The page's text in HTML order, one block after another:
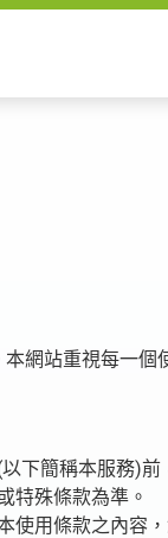
網站重視每一
下簡稱本服務)
特殊條款為準。
使用條款之內容